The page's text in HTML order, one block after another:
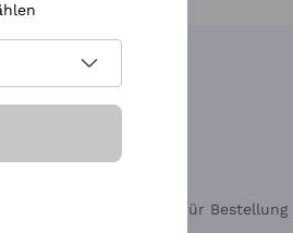
Brauchen Sie Hilfe?
Widerrufsformular für Bestellung